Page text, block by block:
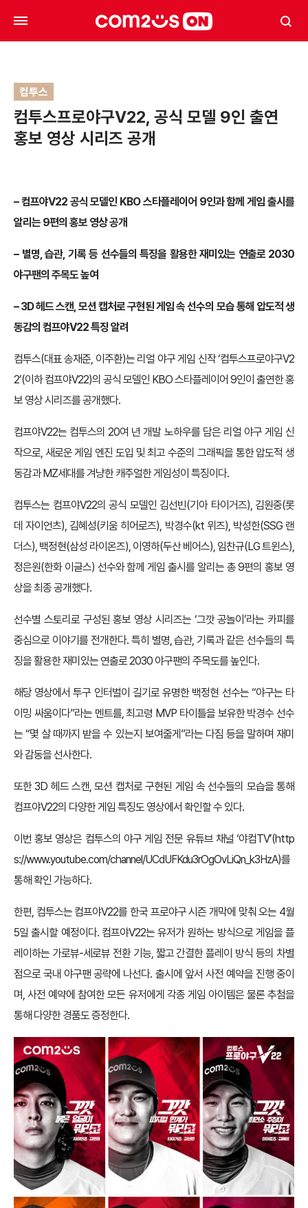
컴투스
컴투스프로야구V22, 공식 모델 9인 출연
홍보 영상 시리즈 공개
– 컴프야V22 공식 모델인 KBO 스타플레이어 9인과 함께 게임 출시를
알리는 9편의 홍보 영상 공개
– 별명, 습관, 기록 등 선수들의 특징을 활용한 재미있는 연출로 2030
야구팬의 주목도 높여
– 3D 헤드 스캔, 모션 캡처로 구현된 게임 속 선수의 모습 통해 압도적 생
동감의 컴프야V22 특징 알려
컴투스(대표 송재준, 이주환)는 리얼 야구 게임 신작 ‘컴투스프로야구V2
2’(이하 컴프야V22)의 공식 모델인 KBO 스타플레이어 9인이 출연한 홍
보 영상 시리즈를 공개했다.
컴프야V22는 컴투스의 20여 년 개발 노하우를 담은 리얼 야구 게임 신
작으로, 새로운 게임 엔진 도입 및 최고 수준의 그래픽을 통한 압도적 생
동감과 MZ세대를 겨냥한 캐주얼한 게임성이 특징이다.
컴투스는 컴프야V22의 공식 모델인 김선빈(기아 타이거즈), 김원중(롯
데 자이언츠), 김혜성(키움 히어로즈), 박경수(kt 위즈), 박성한(SSG 랜
더스), 백정현(삼성 라이온즈), 이영하(두산 베어스), 임찬규(LG 트윈스),
정은원(한화 이글스) 선수와 함께 게임 출시를 알리는 총 9편의 홍보 영
상을 최종 공개했다.
선수별 스토리로 구성된 홍보 영상 시리즈는 ‘그깟 공놀이’라는 카피를
중심으로 이야기를 전개한다. 특히 별명, 습관, 기록과 같은 선수들의 특
징을 활용한 재미있는 연출로 2030 야구팬의 주목도를 높인다.
해당 영상에서 투구 인터벌이 길기로 유명한 백정현 선수는 “야구는 타
이밍 싸움이다”라는 멘트를, 최고령 MVP 타이틀을 보유한 박경수 선수
는 “몇 살 때까지 받을 수 있는지 보여줄게”라는 다짐 등을 말하며 재미
와 감동을 선사한다.
또한 3D 헤드 스캔, 모션 캡처로 구현된 게임 속 선수들의 모습을 통해
컴프야V22의 다양한 게임 특징도 영상에서 확인할 수 있다.
이번 홍보 영상은 컴투스의 야구 게임 전문 유튜브 채널 ‘야컴TV’(http
s://www.youtube.com/channel/UCdUFKdu3rOgOvLiQn_k3HzA)를
통해 확인 가능하다.
한편, 컴투스는 컴프야V22를 한국 프로야구 시즌 개막에 맞춰 오는 4월
5일 출시할 예정이다. 컴프야V22는 유저가 원하는 방식으로 게임을 플
레이하는 가로뷰-세로뷰 전환 기능, 짧고 간결한 플레이 방식 등의 차별
점으로 국내 야구팬 공략에 나선다. 출시에 앞서 사전 예약을 진행 중이
며, 사전 예약에 참여한 모든 유저에게 각종 게임 아이템은 물론 추첨을
통해 다양한 경품도 증정한다.